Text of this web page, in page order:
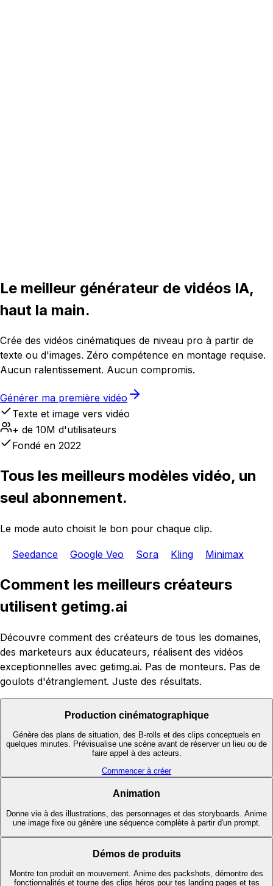
Le meilleur générateur de vidéos IA,
haut la main.
Crée des vidéos cinématiques de niveau pro à partir de
texte ou d'images. Zéro compétence en montage requise.
Aucun ralentissement. Aucun compromis.
Générer ma première vidéo
Texte et image vers vidéo
+ de 10M d'utilisateurs
Fondé en 2022
Tous les meilleurs modèles vidéo, un
seul abonnement.
Le mode auto choisit le bon pour chaque clip.
Seedance Google Veo Sora Kling Minimax
Comment les meilleurs créateurs
utilisent getimg.ai
Découvre comment des créateurs de tous les domaines,
des marketeurs aux éducateurs, réalisent des vidéos
exceptionnelles avec getimg.ai. Pas de monteurs. Pas de
goulots d'étranglement. Juste des résultats.
Production cinématographique
Génère des plans de situation, des B-rolls et des clips conceptuels en
quelques minutes. Prévisualise une scène avant de réserver un lieu ou de
faire appel à des acteurs.
Commencer à créer
Animation
Donne vie à des illustrations, des personnages et des storyboards. Anime
une image fixe ou génère une séquence complète à partir d'un prompt.
Démos de produits
Montre ton produit en mouvement. Anime des packshots, démontre des
fonctionnalités et tourne des clips héros pour tes landing pages et tes